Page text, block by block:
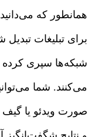
همانطور که
برای تبلیغات
شبکه‌ها سپری کرده
می‌کنند. شما
صورت ویدئو یا گیف